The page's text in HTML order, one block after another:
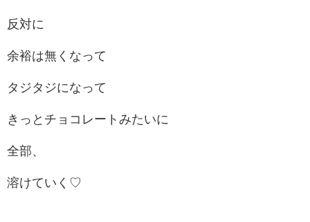
反対に
余裕は無くなって
タジタジになって
きっとチョコレートみたいに
全部、
溶けていく♡